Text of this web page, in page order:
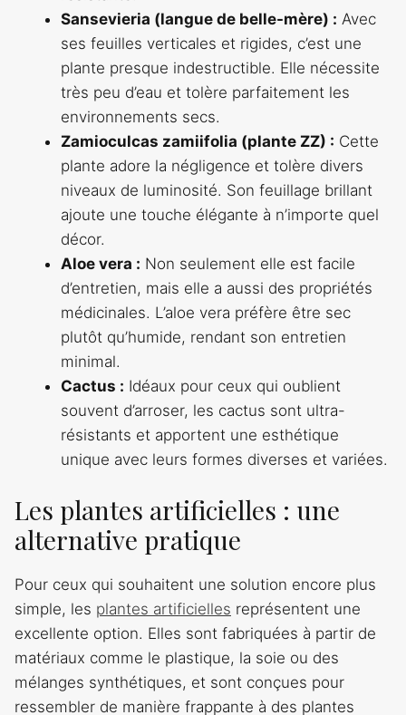
Sansevieria (langue de belle-mère) : Avec
ses feuilles verticales et rigides, c’est une
plante presque indestructible. Elle nécessite
très peu d’eau et tolère parfaitement les
environnements secs.
Zamioculcas zamiifolia (plante ZZ) : Cette
plante adore la négligence et tolère divers
niveaux de luminosité. Son feuillage brillant
ajoute une touche élégante à n’importe quel
décor.
Aloe vera : Non seulement elle est facile
d’entretien, mais elle a aussi des propriétés
médicinales. L’aloe vera préfère être sec
plutôt qu’humide, rendant son entretien
minimal.
Cactus : Idéaux pour ceux qui oublient
souvent d’arroser, les cactus sont ultra-
résistants et apportent une esthétique
unique avec leurs formes diverses et variées.
Les plantes artificielles : une
alternative pratique
Pour ceux qui souhaitent une solution encore plus
simple, les plantes artificielles représentent une
excellente option. Elles sont fabriquées à partir de
matériaux comme le plastique, la soie ou des
mélanges synthétiques, et sont conçues pour
ressembler de manière frappante à des plantes